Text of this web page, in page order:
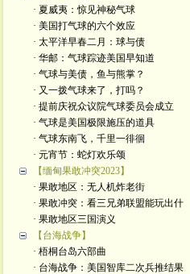
· 夏威夷：惊见神秘气球
· 美国打气球的六个效应
· 太平洋早春二月：球与债
· 华邮：气球踪迹美国早知道
· 气球与美债，鱼与熊掌？
· 又一拨气球来了，打吗？
· 提前庆祝众议院气球委员会成立
· 气球是美国极限施压的道具
· 气球东南飞，千里一徘徊
· 元宵节：蛇灯欢乐颂
【缅甸果敢冲突2023】
· 果敢地区：无人机炸老街
· 果敢冲突：看三兄弟联盟能玩出什
· 果敢地区三国演义
【台海战争】
· 梧桐台岛六部曲
· 台海战争：美国智库二次兵推结果